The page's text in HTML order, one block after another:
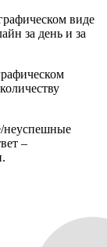
виде
за день и за
неуспешные
–